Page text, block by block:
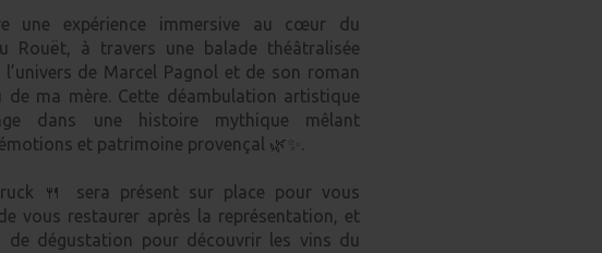
une expérience immersive au cœur du
Rouët, à travers une balade théâtralisée
l’univers de Marcel Pagnol et de son roman
de ma mère. Cette déambulation artistique
dans une histoire mythique mêlant
et patrimoine provençal 🌿✨.
🍴 sera présent sur place pour vous
vous restaurer après la représentation, et
de dégustation pour découvrir les vins du